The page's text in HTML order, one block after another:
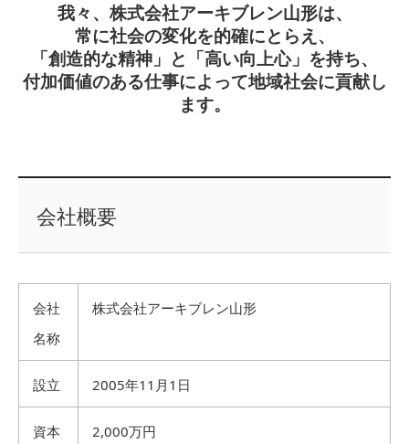
我々、株式会社アーキブレン山形は、
常に社会の変化を的確にとらえ、
「創造的な精神」と「高い向上心」を持ち、
付加価値のある仕事によって地域社会に貢献し
ます。
会社概要
会社
名称
株式会社アーキブレン山形
設立 2005年11月1日
資本
2,000万円